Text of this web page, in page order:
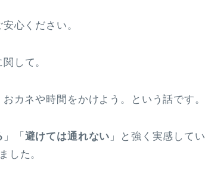
心ください。
関して。
カネや時間をかけよう。という話です。
」「 避けては通れない 」と強く実感してい
した。